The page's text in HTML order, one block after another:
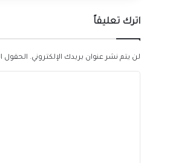
اترك تعليقاً
لن يتم نشر عنوان بريدك الإلكتروني. الحقول